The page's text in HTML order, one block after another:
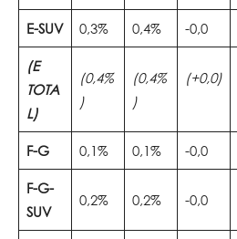
E-SUV 0,3% 0,4% -0,0
(E
TOTA
L)
(0,4%
)
(0,4%
)
(+0,0)
F-G 0,1% 0,1% -0,0
F-G-
SUV
0,2% 0,2% -0,0